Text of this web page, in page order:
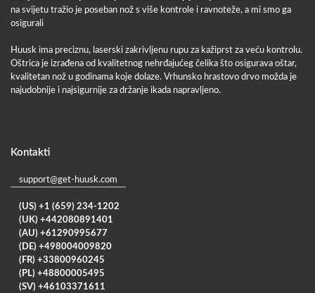
na svijetu tražio je poseban nož s više kontrole i ravnoteže, a mi smo ga
osigurali
Huusk ima preciznu, laserski zakrivljenu rupu za kažiprst za veću kontrolu.
Oštrica je izrađena od kvalitetnog nehrđajućeg čelika što osigurava oštar,
kvalitetan nož u godinama koje dolaze. Vrhunsko hrastovo drvo možda je
najudobnije i najsigurnije za držanje ikada napravljeno.
Kontakti
support@get-huusk.com
(US) +1 (659) 234-1202
(UK) +442080891401
(AU) +61290995677
(DE) +498004009820
(FR) +33800960245
(PL) +48800005495
(SV) +46103371611